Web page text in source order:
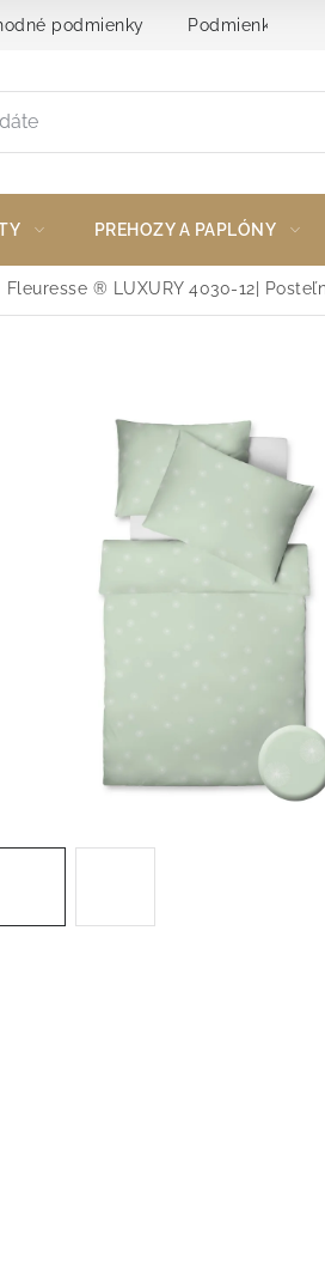
podmienky Podmienky
PREHOZY A PAPLÓNY
Fleuresse ® LUXURY 4030-12|